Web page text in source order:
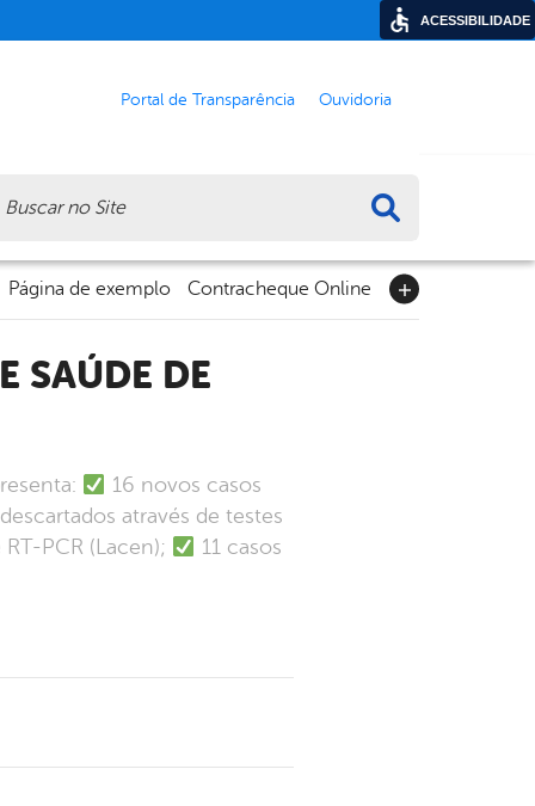
Portal de Transparência Ouvidoria
Página de exemplo Contracheque Online
16 novos casos
através de testes
PCR (Lacen);
11 casos
ACESSIBILIDADE